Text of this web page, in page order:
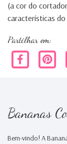
(a cor do
características
Partilhar em:
Bananas
Bem-vindo! A